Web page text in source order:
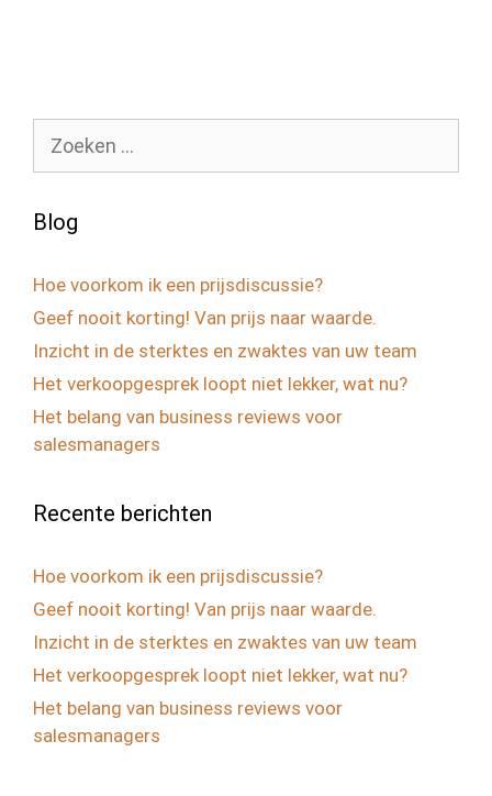
naar:
Blog
Hoe voorkom ik een prijsdiscussie?
Geef nooit korting! Van prijs naar waarde.
Inzicht in de sterktes en zwaktes van uw team
Het verkoopgesprek loopt niet lekker, wat nu?
Het belang van business reviews voor
salesmanagers
Recente berichten
Hoe voorkom ik een prijsdiscussie?
Geef nooit korting! Van prijs naar waarde.
Inzicht in de sterktes en zwaktes van uw team
Het verkoopgesprek loopt niet lekker, wat nu?
Het belang van business reviews voor
salesmanagers